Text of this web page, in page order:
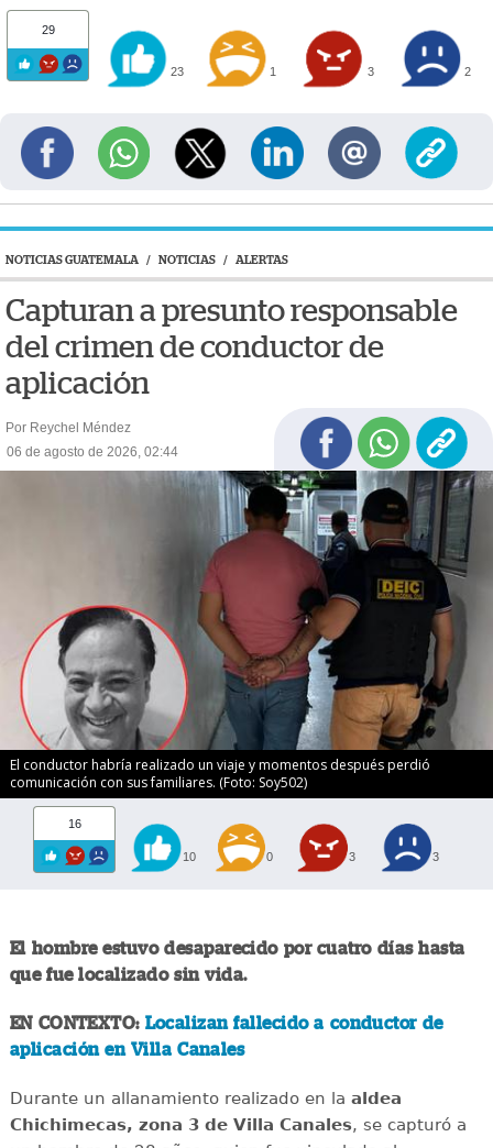
29
23 1 3 2
NOTICIAS GUATEMALA / NOTICIAS / ALERTAS
Capturan a presunto responsable
del crimen de conductor de
aplicación
Por Reychel Méndez
06 de agosto de 2026, 02:44
El conductor habría realizado un viaje y momentos después perdió
comunicación con sus familiares. (Foto: Soy502)
16
10 0 3 3
El hombre estuvo desaparecido por cuatro días hasta
que fue localizado sin vida.
EN CONTEXTO:Localizan fallecido a conductor de
aplicación en Villa Canales
Durante un allanamiento realizado en la aldea
Chichimecas, zona 3 de Villa Canales, se capturó a